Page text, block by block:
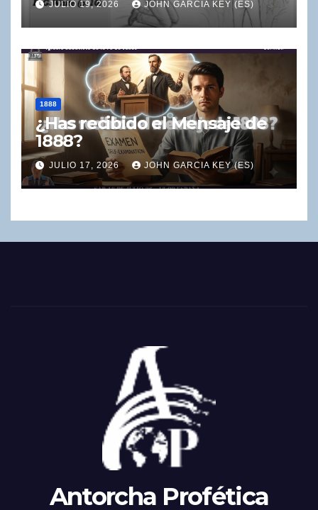
JULIO 19, 2026 JOHN GARCIA KEY (ES)
1888
¿Has recibido el Mensaje de
1888?
JULIO 17, 2026 JOHN GARCIA KEY (ES)
Antorcha Profética